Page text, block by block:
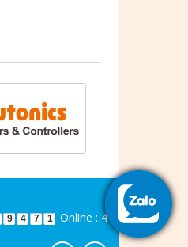
9 4 7 1 Online : 4